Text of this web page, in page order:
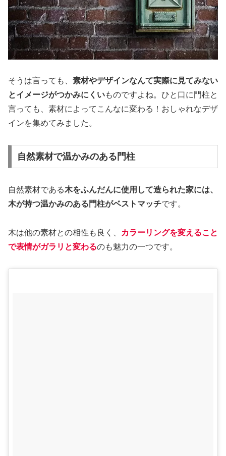
そうは言っても、 素材やデザインなんて実際に見てみない
とイメージがつかみにくいものですよね。ひと口に門柱と
言っても、素材によってこんなに変わる！おしゃれなデザ
インを集めてみました。
自然素材で温かみのある門柱
自然素材である木をふんだんに使用して造られた家には、
木が持つ温かみのある門柱がベストマッチです。
木は他の素材との相性も良く、
カラーリングを変えること
で表情がガラリと変わるのも魅力の一つです。